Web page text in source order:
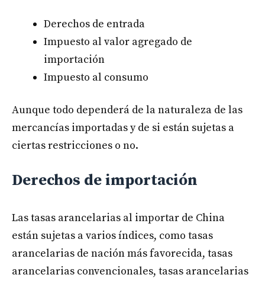
Derechos de entrada
Impuesto al valor agregado de
importación
Impuesto al consumo
Aunque todo dependerá de la naturaleza de las
mercancías importadas y de si están sujetas a
ciertas restricciones o no.
Derechos de importación
Las tasas arancelarias al importar de China
están sujetas a varios índices, como tasas
arancelarias de nación más favorecida, tasas
arancelarias convencionales, tasas arancelarias